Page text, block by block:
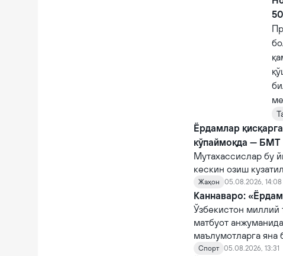
Ёрдамлар
кўпаймоқда — БМТ
Мутахассислар бу
кескин озиш
Жаҳон 05.08.2026, 14:08
Каннаваро:
Ўзбекистон
матбуот
маълумотларга яна
Спорт 05.08.2026, 13:31